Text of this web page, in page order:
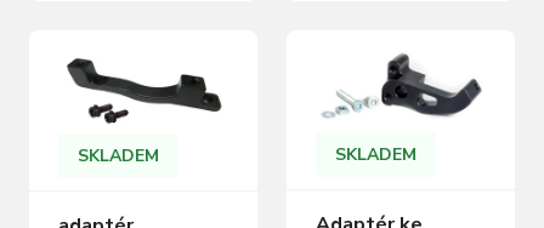
montáž hmotnost: 36
g, materiál: Al hliník
baleno v sáčku
délku šroubů
hmotnost: 15 g,
materiál: Al hliník
baleno v sáčku
SKLADEM SKLADEM